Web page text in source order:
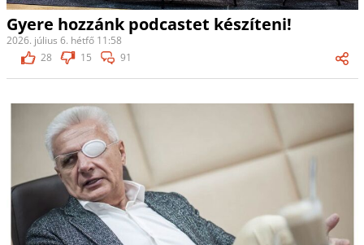
Gyere hozzánk podcastet készíteni!
2026. július 6. hétfő 11:58
28
15 91